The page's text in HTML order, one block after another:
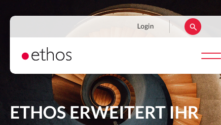
zum
Navigation
secondaire
Login
ETHOS ERWEITERT IHR